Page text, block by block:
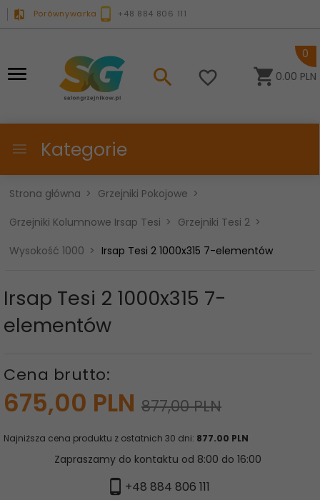
Porównywarka +48 884 806 111
0.00 PLN
0
Kategorie
Strona główna
Grzejniki Pokojowe
Grzejniki Kolumnowe Irsap Tesi
Grzejniki Tesi 2
Wysokość 1000
Irsap Tesi 2 1000x315 7-elementów
Irsap Tesi 2 1000x315 7-
elementów
Cena brutto:
675,00 PLN 877,00 PLN
Najniższa cena produktu z ostatnich 30 dni: 877.00 PLN
Zapraszamy do kontaktu od 8:00 do 16:00
+48 884 806 111